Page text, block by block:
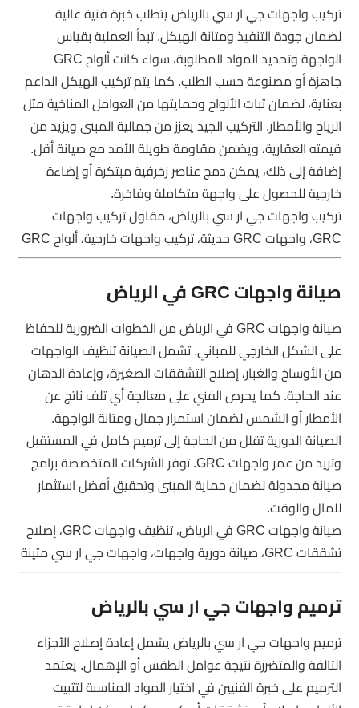
تركيب واجهات جي ار سي بالرياض يتطلب خبرة فنية عالية
لضمان جودة التنفيذ ومتانة الهيكل. تبدأ العملية بقياس
الواجهة وتحديد المواد المطلوبة، سواء كانت ألواح GRC
جاهزة أو مصنوعة حسب الطلب. كما يتم تركيب الهيكل الداعم
بعناية، لضمان ثبات الألواح وحمايتها من العوامل المناخية مثل
الرياح والأمطار. التركيب الجيد يعزز من جمالية المبنى ويزيد من
قيمته العقارية، ويضمن مقاومة طويلة الأمد مع صيانة أقل.
إضافة إلى ذلك، يمكن دمج عناصر زخرفية مبتكرة أو إضاءة
خارجية للحصول على واجهة متكاملة وفاخرة.
تركيب واجهات جي ار سي بالرياض، مقاول تركيب واجهات
GRC، واجهات GRC حديثة، تركيب واجهات خارجية، ألواح GRC
صيانة واجهات GRC في الرياض
صيانة واجهات GRC في الرياض من الخطوات الضرورية للحفاظ
على الشكل الخارجي للمباني. تشمل الصيانة تنظيف الواجهات
من الأوساخ والغبار، إصلاح التشققات الصغيرة، وإعادة الدهان
عند الحاجة. كما يحرص الفني على معالجة أي تلف ناتج عن
الأمطار أو الشمس لضمان استمرار جمال ومتانة الواجهة.
الصيانة الدورية تقلل من الحاجة إلى ترميم كامل في المستقبل
وتزيد من عمر واجهات GRC. توفر الشركات المتخصصة برامج
صيانة مجدولة لضمان حماية المبنى وتحقيق أفضل استثمار
للمال والوقت.
صيانة واجهات GRC في الرياض، تنظيف واجهات GRC، إصلاح
تشققات GRC، صيانة دورية واجهات، واجهات جي ار سي متينة
ترميم واجهات جي ار سي بالرياض
ترميم واجهات جي ار سي بالرياض يشمل إعادة إصلاح الأجزاء
التالفة والمتضررة نتيجة عوامل الطقس أو الإهمال. يعتمد
الترميم على خبرة الفنيين في اختيار المواد المناسبة لتثبيت